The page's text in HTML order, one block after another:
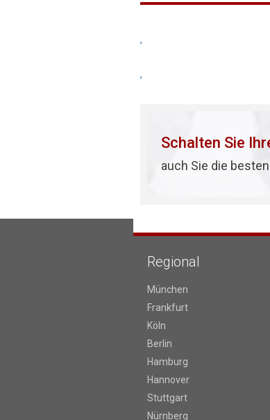
,
,
Schalten Sie
auch Sie die
Regional
München
Frankfurt
Köln
Berlin
Hamburg
Hannover
Stuttgart
Nürnberg